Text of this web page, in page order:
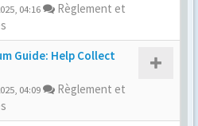
04:16
Règlement et
Guide: Help Collect
04:09
Règlement et